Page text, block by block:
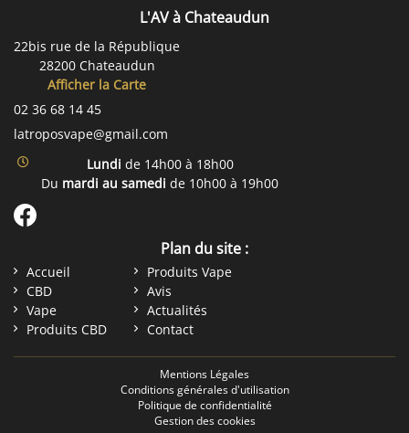
L'AV à Chateaudun
22bis rue de la République
28200 Chateaudun
Afficher la Carte
02 36 68 14 45
Lundi de 14h00 à 18h00
Du mardi au samedi de 10h00 à 19h00
Plan du site :
Accueil
CBD
Vape
Produits CBD
Produits Vape
Avis
Actualités
Contact
Mentions Légales
Conditions générales d'utilisation
Politique de confidentialité
Gestion des cookies